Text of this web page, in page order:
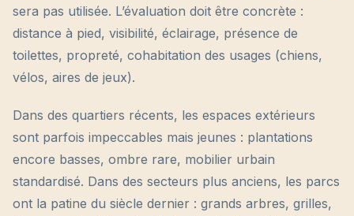
sera pas utilisée. L’évaluation doit être concrète :
distance à pied, visibilité, éclairage, présence de
toilettes, propreté, cohabitation des usages (chiens,
vélos, aires de jeux).
Dans des quartiers récents, les espaces extérieurs
sont parfois impeccables mais jeunes : plantations
encore basses, ombre rare, mobilier urbain
standardisé. Dans des secteurs plus anciens, les parcs
ont la patine du siècle dernier : grands arbres, grilles,